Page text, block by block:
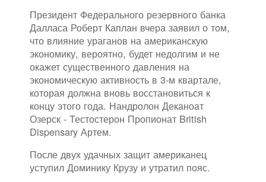
Президент Федерального резервного банка
Далласа Роберт Каплан вчера заявил о том,
что влияние ураганов на американскую
экономику, вероятно, будет недолгим и не
окажет существенного давления на
экономическую активность в 3-м квартале,
которая должна вновь восстановиться к
концу этого года. Нандролон Деканоат
Озерск - Тестостерон Пропионат British
Dispensary Артем.
После двух удачных защит американец
уступил Доминику Крузу и утратил пояс.